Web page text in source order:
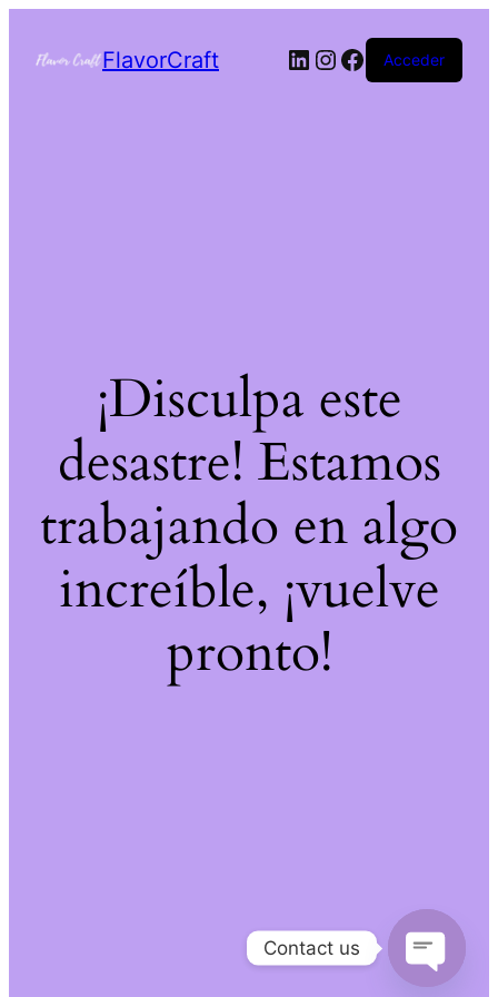
FlavorCraft Acceder
¡Disculpa este
desastre! Estamos
trabajando en algo
increíble, ¡vuelve
pronto!
Contact us